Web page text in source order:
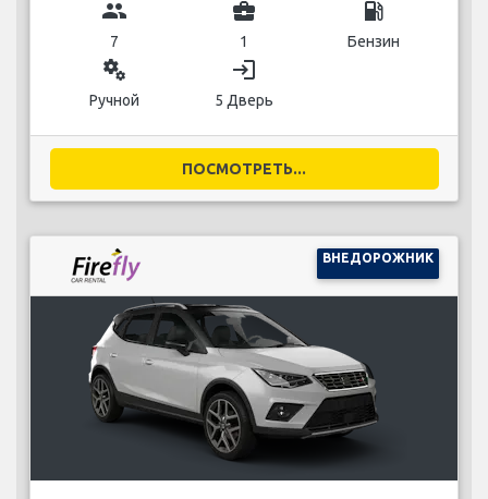
group
7
business_center
1
local_gas_station
Бензин
miscellaneous_services
Ручной
login
5 Дверь
ПОСМОТРЕТЬ...
ВНЕДОРОЖНИК